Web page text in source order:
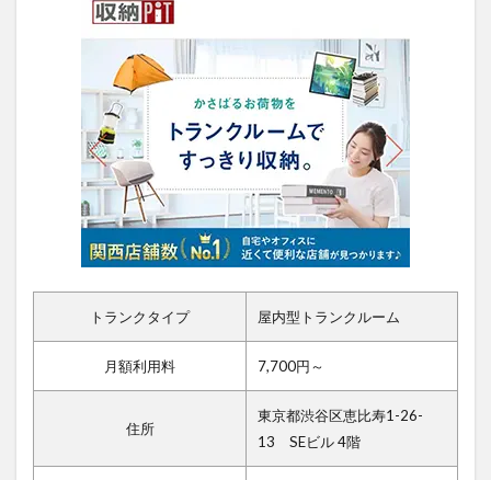
トランクタイプ 屋内型トランクルーム
月額利用料 7,700円～
住所
東京都渋谷区恵比寿1-26-
13 SEビル 4階